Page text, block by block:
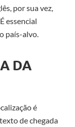
por sua vez,
essencial
país-alvo.
DA
é
de chegada